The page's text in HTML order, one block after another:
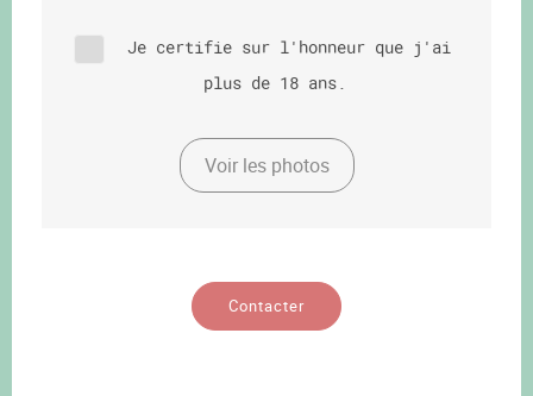
Je certifie sur l'honneur que j'ai
plus de 18 ans.
Voir les photos
Contacter